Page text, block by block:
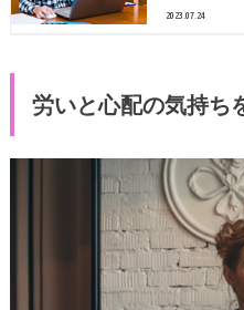
2023.07.24
労いと心配の気持ち